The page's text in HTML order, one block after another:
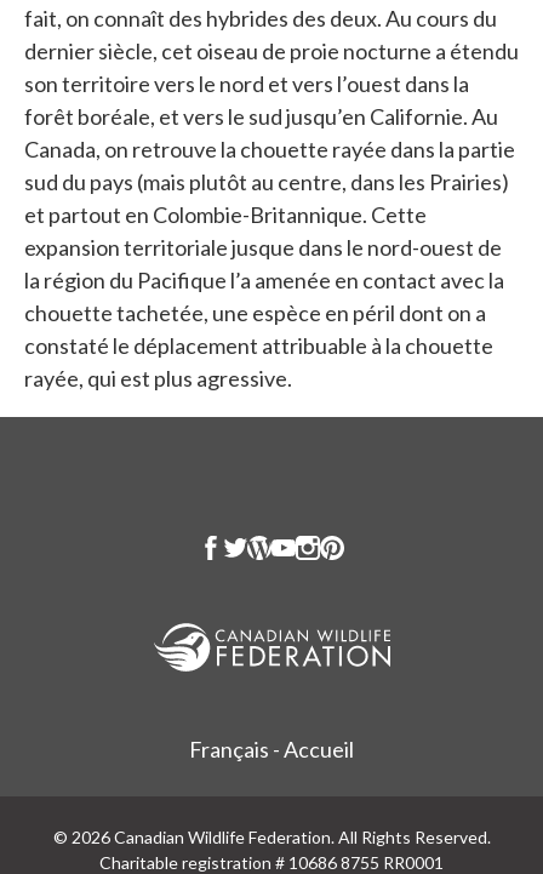
fait, on connaît des hybrides des deux. Au cours du
dernier siècle, cet oiseau de proie nocturne a étendu
son territoire vers le nord et vers l’ouest dans la
forêt boréale, et vers le sud jusqu’en Californie. Au
Canada, on retrouve la chouette rayée dans la partie
sud du pays (mais plutôt au centre, dans les Prairies)
et partout en Colombie-Britannique. Cette
expansion territoriale jusque dans le nord-ouest de
la région du Pacifique l’a amenée en contact avec la
chouette tachetée, une espèce en péril dont on a
constaté le déplacement attribuable à la chouette
rayée, qui est plus agressive.
Français - Accueil
© 2026 Canadian Wildlife Federation. All Rights Reserved.
Charitable registration # 10686 8755 RR0001